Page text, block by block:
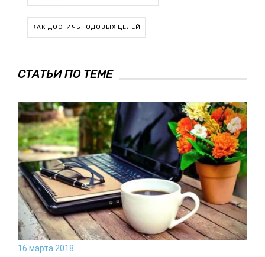
КАК ДОСТИЧЬ ГОДОВЫХ ЦЕЛЕЙ
СТАТЬИ ПО ТЕМЕ
16 марта 2018